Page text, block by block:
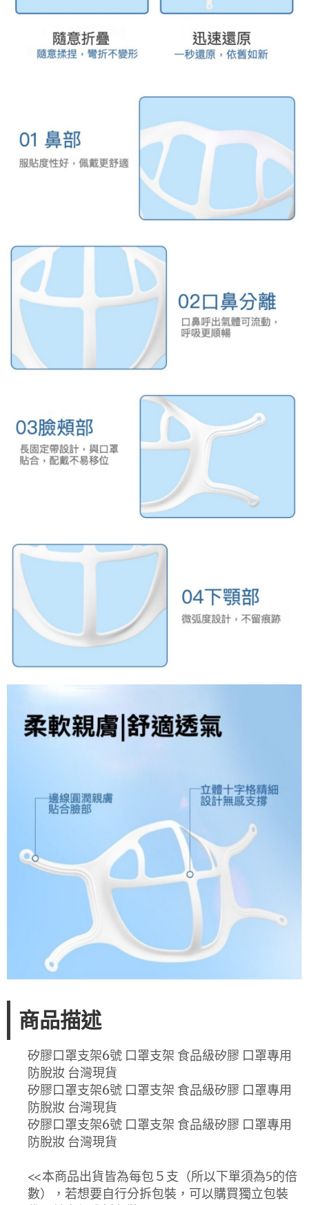
商品描述
矽膠口罩支架6號 口罩支架 食品級矽膠 口罩專用
防脫妝 台灣現貨
矽膠口罩支架6號 口罩支架 食品級矽膠 口罩專用
防脫妝 台灣現貨
矽膠口罩支架6號 口罩支架 食品級矽膠 口罩專用
防脫妝 台灣現貨
<<本商品出貨皆為每包５支（所以下單須為5的倍
數），若想要自行分拆包裝，可以購買獨立包裝